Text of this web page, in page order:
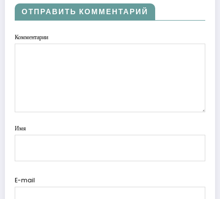
ОТПРАВИТЬ КОММЕНТАРИЙ
Комментарии
Имя
E-mail